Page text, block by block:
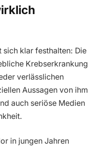
sich klar festhalten: Die
Krebserkrankung
verlässlichen
Aussagen von ihm
auch seriöse Medien
in jungen Jahren